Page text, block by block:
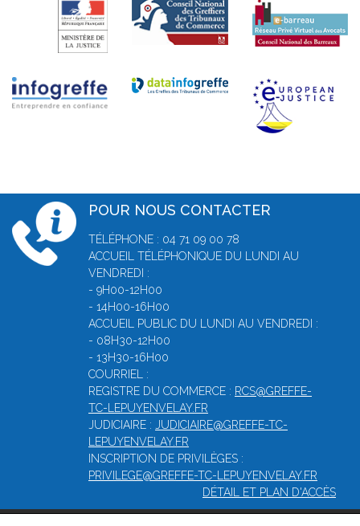
POUR NOUS CONTACTER
TÉLÉPHONE : 04 71 09 00 78
ACCUEIL TÉLÉPHONIQUE DU LUNDI AU
VENDREDI :
- 9H00-12H00
- 14H00-16H00
ACCUEIL PUBLIC DU LUNDI AU VENDREDI :
- 08H30-12H00
- 13H30-16H00
COURRIEL :
REGISTRE DU COMMERCE : RCS@GREFFE-
TC-LEPUYENVELAY.FR
JUDICIAIRE : JUDICIAIRE@GREFFE-TC-
LEPUYENVELAY.FR
INSCRIPTION DE PRIVILÈGES :
PRIVILEGE@GREFFE-TC-LEPUYENVELAY.FR
DÉTAIL ET PLAN D'ACCÈS